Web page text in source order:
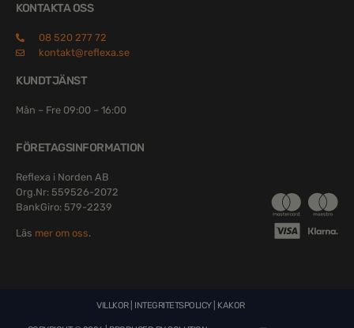
KONTAKTA OSS
08 520 277 72
kontakt@reflexa.se
KUNDTJÄNST
Mån – Fre 09:00 – 16:00
FÖRETAGSINFORMATION
Reflexa i Norden AB
Org.Nr: 559526-2072
BankGiro: 579-2239
Läs mer om oss.
VILLKOR| INTEGRITETSPOLICY| KAKOR